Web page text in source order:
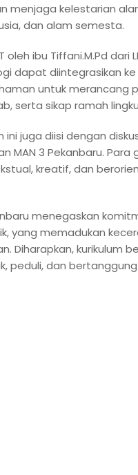
menjaga kelestarian
dan alam semesta.
ibu Tiffani.M.Pd
dapat diintegrasikan
untuk merancang
serta sikap ramah
juga diisi dengan
MAN 3 Pekanbaru.
kreatif, dan
menegaskan
yang memadukan
Diharapkan, kurikulum
peduli, dan